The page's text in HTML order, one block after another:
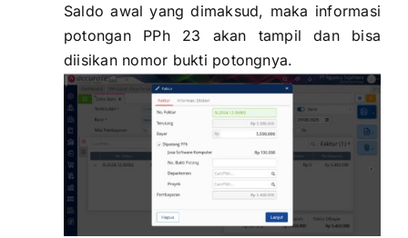
Saldo awal yang dimaksud, maka informasi
potongan PPh 23 akan tampil dan bisa
diisikan nomor bukti potongnya.